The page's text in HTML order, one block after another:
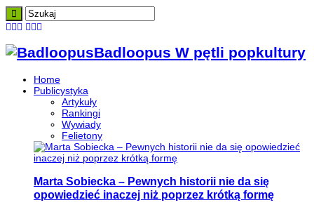
Badloopus W pętli popkultury
Home
Publicystyka
Artykuły
Rankingi
Wywiady
Felietony
Marta Sobiecka – Pewnych historii nie da się
opowiedzieć inaczej niż poprzez krótką formę